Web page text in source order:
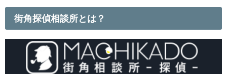
街角探偵相談所とは？